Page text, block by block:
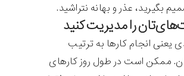
بگیرید، عذر و بهانه نتراشید.
یعنی انجام کارها به ترتیب
ممکن است در طول روز کارهای